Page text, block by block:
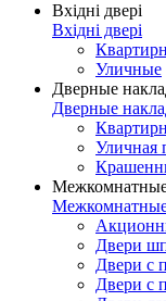
Вхідні двері
Вхідні двері
Уличные
Дверные
Дверные
Уличная
Двери
Двери с
Двери с